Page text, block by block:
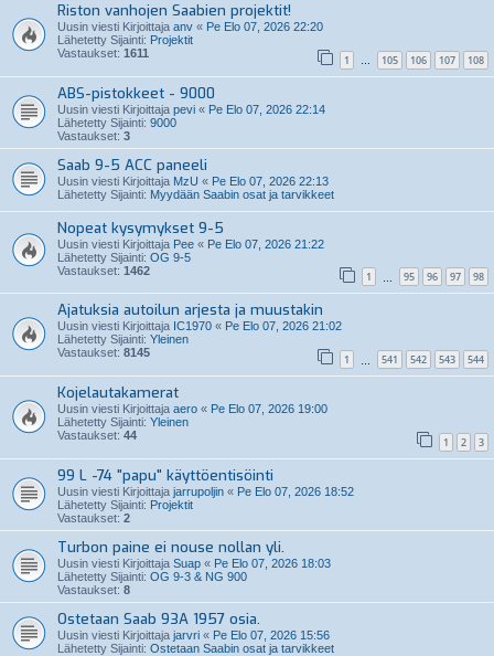
Riston vanhojen Saabien projektit!
Uusin viesti Kirjoittaja anv « Pe Elo 07, 2026 22:20
Lähetetty Sijainti: Projektit
Vastaukset: 1611 1 … 105 106 107 108
ABS-pistokkeet - 9000
Uusin viesti Kirjoittaja pevi « Pe Elo 07, 2026 22:14
Lähetetty Sijainti: 9000
Vastaukset: 3
Saab 9-5 ACC paneeli
Uusin viesti Kirjoittaja MzU « Pe Elo 07, 2026 22:13
Lähetetty Sijainti: Myydään Saabin osat ja tarvikkeet
Nopeat kysymykset 9-5
Uusin viesti Kirjoittaja Pee « Pe Elo 07, 2026 21:22
Lähetetty Sijainti: OG 9-5
Vastaukset: 1462 1 95 96 97 98
Ajatuksia autoilun arjesta ja muustakin
Uusin viesti Kirjoittaja IC1970 « Pe Elo 07, 2026 21:02
Lähetetty Sijainti: Yleinen
Vastaukset: 8145 1 541 542 543 544
Kojelautakamerat
Uusin viesti Kirjoittaja aero « Pe Elo 07, 2026 19:00
Lähetetty Sijainti: Yleinen
Vastaukset: 44 1 2 3
99 L -74 "papu" käyttöentisöinti
Uusin viesti Kirjoittaja jarrupoljin « Pe Elo 07, 2026 18:52
Lähetetty Sijainti: Projektit
Vastaukset: 2
Turbon paine ei nouse nollan yli.
Uusin viesti Kirjoittaja Suap « Pe Elo 07, 2026 18:03
Lähetetty Sijainti: OG 9-3 & NG 900
Vastaukset: 8
Ostetaan Saab 93A 1957 osia.
Uusin viesti Kirjoittaja jarvri « Pe Elo 07, 2026 15:56
Lähetetty Sijainti: Ostetaan Saabin osat ja tarvikkeet